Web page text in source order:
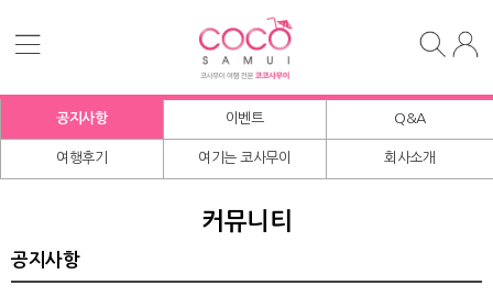
공지사항 이벤트 Q&A
여행후기 여기는 코사무이 회사소개
커뮤니티
공지사항